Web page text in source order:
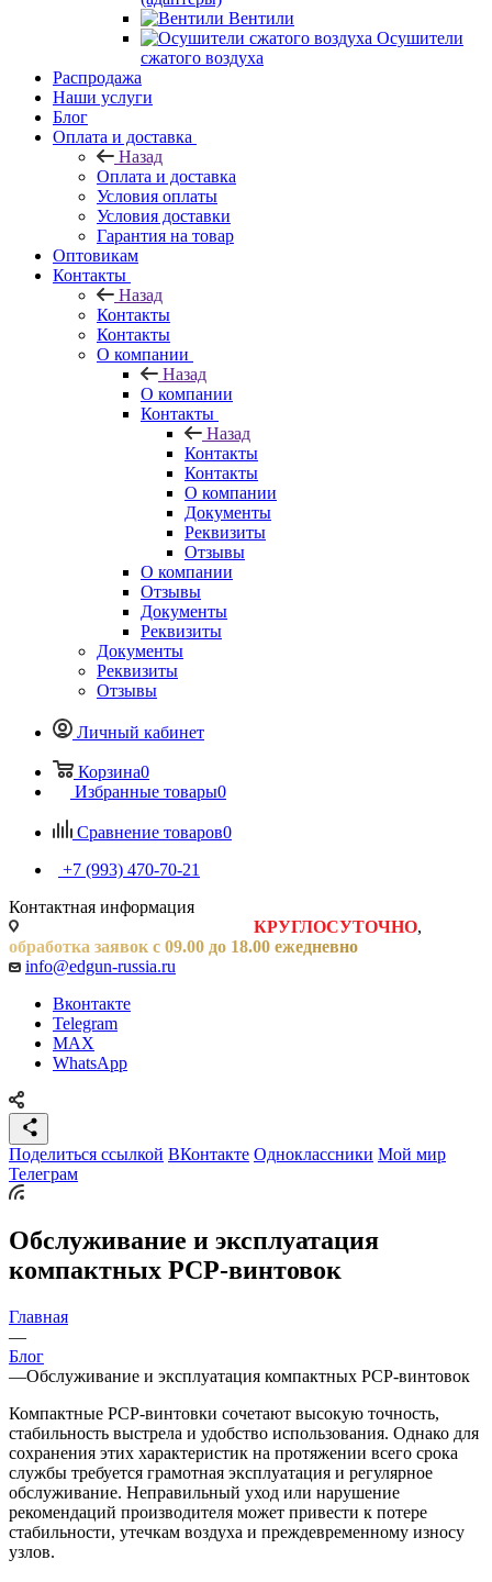
Вентили
Осушители
сжатого воздуха
Распродажа
Наши услуги
Блог
Оплата и доставка
Назад
Оплата и доставка
Условия оплаты
Условия доставки
Гарантия на товар
Оптовикам
Контакты
Назад
Контакты
Контакты
О компании
Назад
О компании
Контакты
Назад
Контакты
Контакты
О компании
Документы
Реквизиты
Отзывы
О компании
Отзывы
Документы
Реквизиты
Документы
Реквизиты
Отзывы
Личный кабинет
Корзина0
Избранные товары0
Сравнение товаров0
+7 (993) 470-70-21
Контактная информация
КРУГЛОСУТОЧНО,
обработка заявок с 09.00 до 18.00 ежедневно
info@edgun-russia.ru
Вконтакте
Telegram
MAX
WhatsApp
Поделиться ссылкой ВКонтакте Одноклассники Мой мир
Телеграм
Обслуживание и эксплуатация
компактных PCP-винтовок
Главная
—
Блог
—Обслуживание и эксплуатация компактных PCP-винтовок
Компактные PCP-винтовки сочетают высокую точность,
стабильность выстрела и удобство использования. Однако для
сохранения этих характеристик на протяжении всего срока
службы требуется грамотная эксплуатация и регулярное
обслуживание. Неправильный уход или нарушение
рекомендаций производителя может привести к потере
стабильности, утечкам воздуха и преждевременному износу
узлов.